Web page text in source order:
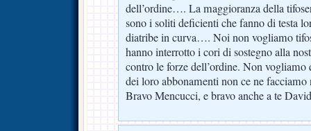
dell’ordine…. La maggioranza della
sono i soliti deficienti che fanno di testa
diatribe in curva…. Noi non vogliamo
hanno interrotto i cori di sostegno alla
contro le forze dell’ordine. Non vogliamo
dei loro abbonamenti non ce ne facciamo
Bravo Mencucci, e bravo anche a te